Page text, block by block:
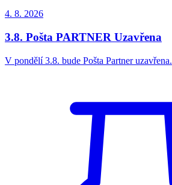
4. 8. 2026
3.8. Pošta PARTNER Uzavřena
V pondělí 3.8. bude Pošta Partner uzavřena.